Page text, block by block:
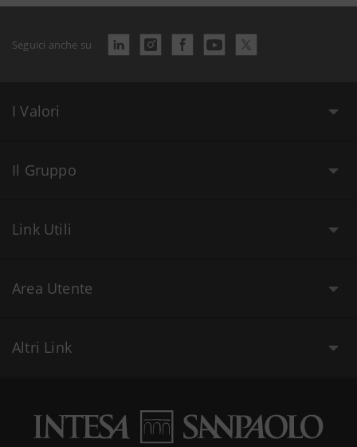
Seguici anche su
I Valori
Il Gruppo
Link Utili
Area Utente
Altri Link